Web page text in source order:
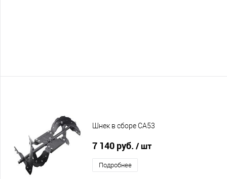
Шнек в сборе CA53
7 140 руб. / шт
Подробнее